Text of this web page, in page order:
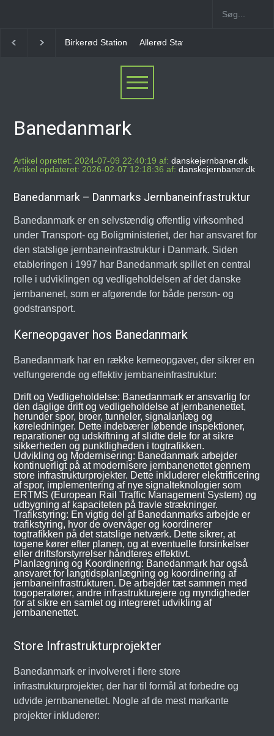
Birkerød Station Allerød Station
Banedanmark
Artikel oprettet: 2024-07-09 22:40:19 af: danskejernbaner.dk
Artikel opdateret: 2026-02-07 12:18:36 af: danskejernbaner.dk
Banedanmark – Danmarks Jernbaneinfrastruktur
Banedanmark er en selvstændig offentlig virksomhed
under Transport- og Boligministeriet, der har ansvaret for
den statslige jernbaneinfrastruktur i Danmark. Siden
etableringen i 1997 har Banedanmark spillet en central
rolle i udviklingen og vedligeholdelsen af det danske
jernbanenet, som er afgørende for både person- og
godstransport.
Kerneopgaver hos Banedanmark
Banedanmark har en række kerneopgaver, der sikrer en
velfungerende og effektiv jernbaneinfrastruktur:
Drift og Vedligeholdelse: Banedanmark er ansvarlig for
den daglige drift og vedligeholdelse af jernbanenettet,
herunder spor, broer, tunneler, signalanlæg og
køreledninger. Dette indebærer løbende inspektioner,
reparationer og udskiftning af slidte dele for at sikre
sikkerheden og punktligheden i togtrafikken.
Udvikling og Modernisering: Banedanmark arbejder
kontinuerligt på at modernisere jernbanenettet gennem
store infrastrukturprojekter. Dette inkluderer elektrificering
af spor, implementering af nye signalteknologier som
ERTMS (European Rail Traffic Management System) og
udbygning af kapaciteten på travle strækninger.
Trafikstyring: En vigtig del af Banedanmarks arbejde er
trafikstyring, hvor de overvåger og koordinerer
togtrafikken på det statslige netværk. Dette sikrer, at
togene kører efter planen, og at eventuelle forsinkelser
eller driftsforstyrrelser håndteres effektivt.
Planlægning og Koordinering: Banedanmark har også
ansvaret for langtidsplanlægning og koordinering af
jernbaneinfrastrukturen. De arbejder tæt sammen med
togoperatører, andre infrastrukturejere og myndigheder
for at sikre en samlet og integreret udvikling af
jernbanenettet.
Store Infrastrukturprojekter
Banedanmark er involveret i flere store
infrastrukturprojekter, der har til formål at forbedre og
udvide jernbanenettet. Nogle af de mest markante
projekter inkluderer: